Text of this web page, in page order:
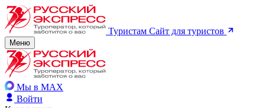
Туристам Сайт для туристов
Меню
Мы в MAX
Войти